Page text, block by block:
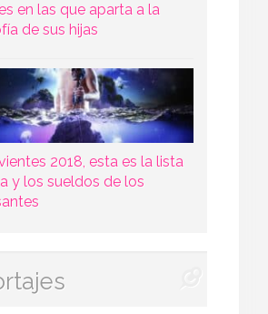
en las que aparta a la
de sus hijas
2018, esta es la lista
y los sueldos de los